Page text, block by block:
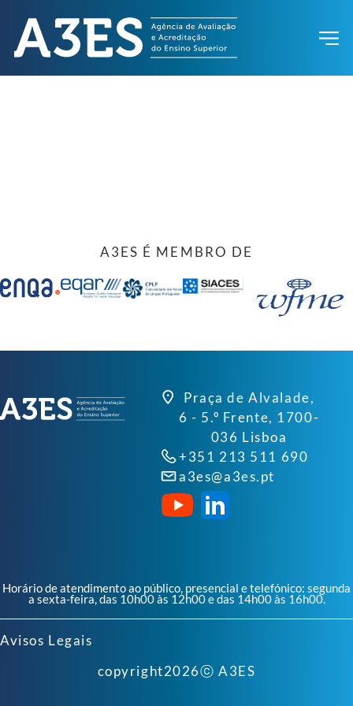
A3ES É MEMBRO DE
Praça de Alvalade,
6 - 5.º Frente, 1700-
036 Lisboa
+351 213 511 690
a3es@a3es.pt
Horário de atendimento ao público, presencial e telefónico: segunda
a sexta-feira, das 10h00 às 12h00 e das 14h00 às 16h00.
Avisos Legais
copyright2026ⓒ A3ES